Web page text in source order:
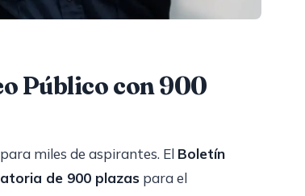
Público con 900
miles de aspirantes. El Boletín
de 900 plazas para el